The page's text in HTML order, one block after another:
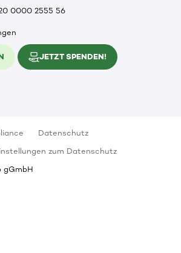
0000 2555 56
JETZT SPENDEN!
Datenschutz
zum Datenschutz
gGmbH